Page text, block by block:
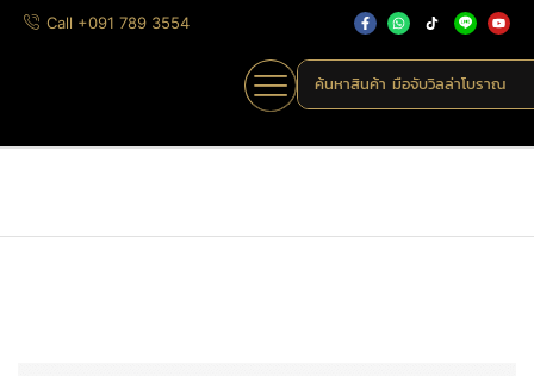
Call +091 789 3554
ค้นหาสินค้า มือจับวิลล่าโบราณ